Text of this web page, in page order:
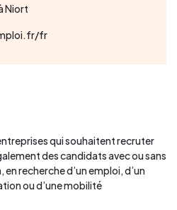
Niort
fr
qui souhaitent recruter
des candidats avec ou sans
recherche d’un emploi, d’un
ou d’une mobilité